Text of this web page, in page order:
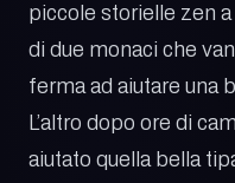
piccole storielle zen
di due monaci che
ferma ad aiutare una
L’altro dopo ore di
aiutato quella bella